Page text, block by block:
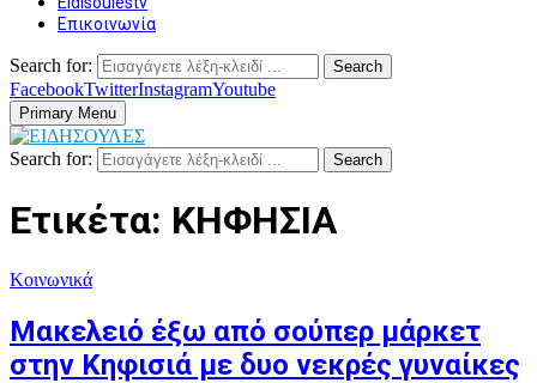
Επικοινωνία
Search for: Search
FacebookTwitterInstagramYoutube
Primary Menu
Search for: Search
Ετικέτα: ΚΗΦΗΣΙΑ
Κοινωνικά
Μακελειό έξω από σούπερ μάρκετ
στην Κηφισιά με δυο νεκρές γυναίκες